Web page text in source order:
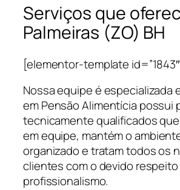
Serviços que
Palmeiras (ZO) BH
[elementor-template
Nossa equipe é especializada
em Pensão Alimentícia possui
tecnicamente qualificados
em equipe, mantém o
organizado e tratam todos os
clientes com o devido respeito
profissionalismo.